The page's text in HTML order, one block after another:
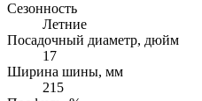
Сезонность
Летние
Посадочный диаметр, дюйм
17
Ширина шины, мм
215